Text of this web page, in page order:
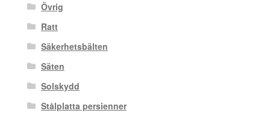
Övrig
Ratt
Säkerhetsbälten
Säten
Solskydd
Stålplatta persienner